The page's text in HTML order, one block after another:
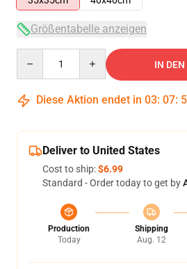
Größentabelle anzeigen
IN
Diese Aktion endet in 03: 07:
Deliver to United States
Cost to ship:$6.99
Standard - Order today to get by
Production
Today
Shipping
Aug. 12